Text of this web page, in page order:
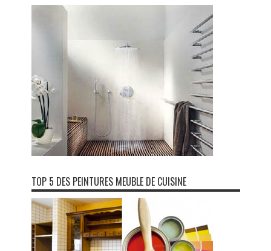
TOP 5 DES PEINTURES MEUBLE DE CUISINE